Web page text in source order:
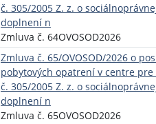
č. 305/2005 Z. z. o
doplnení n
Zmluva č. 64OVOSOD2026
Zmluva č. 65/OVOSOD/2026 o
pobytových opatrení v centre pre
č. 305/2005 Z. z. o
doplnení n
Zmluva č. 65OVOSOD2026